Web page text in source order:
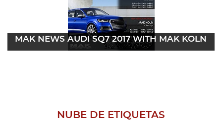
Febrero
Enero
MAK NEWS AUDI SQ7 2017 WITH MAK KÖLN
NUBE DE ETIQUETAS